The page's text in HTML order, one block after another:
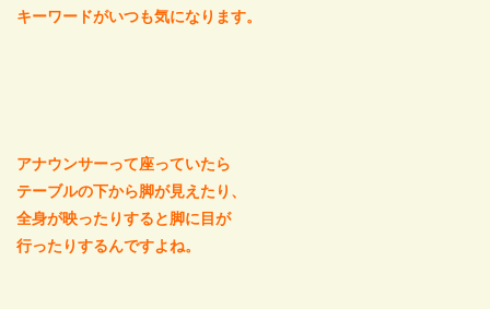
キーワードがいつも気になります。
アナウンサーって座っていたら
テーブルの下から脚が見えたり、
全身が映ったりすると脚に目が
行ったりするんですよね。